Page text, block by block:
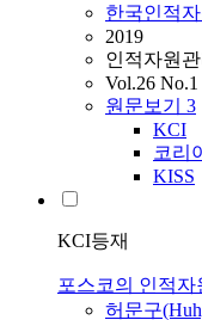
한국인적
2019
인적자원
Vol.26 No.1
원문보기 3
KCI
코리
KISS
KCI등재
포스코의 인적자
허문구